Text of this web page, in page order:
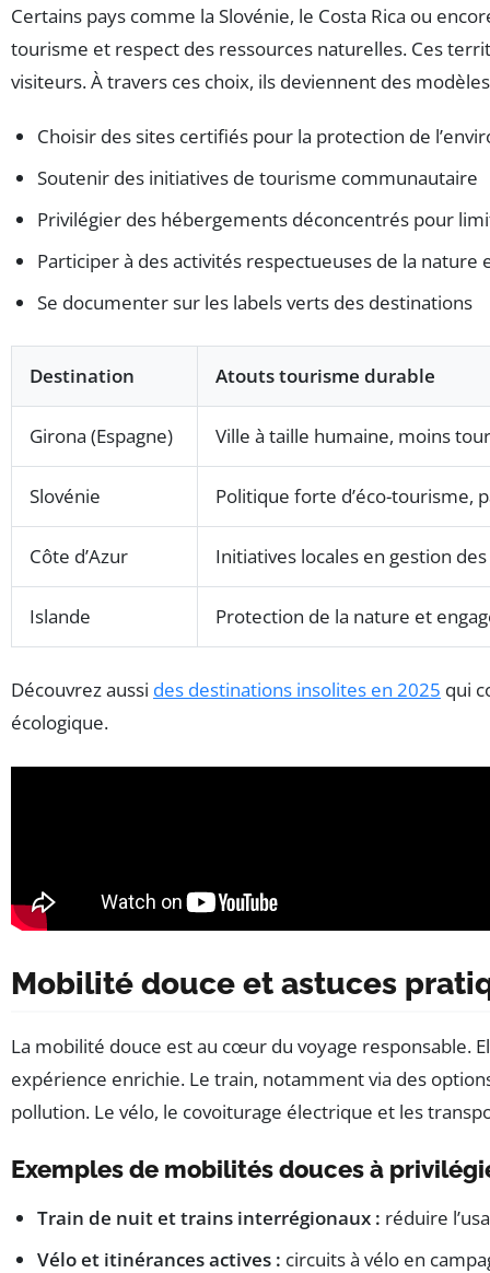
Certains pays comme la Slovénie, le Costa Rica ou
tourisme et respect des ressources naturelles. Ces
visiteurs. À travers ces choix, ils deviennent des
Choisir des sites certifiés pour la protection de
Soutenir des initiatives de tourisme communautaire
Privilégier des hébergements déconcentrés pour
Participer à des activités respectueuses de la nature
Se documenter sur les labels verts des destinations
Destination Atouts tourisme durable
Girona (Espagne) Ville à taille humaine, moins
Slovénie Politique forte d’éco-tourisme,
Côte d’Azur Initiatives locales en gestion
Islande Protection de la nature et
Découvrez aussi des destinations insolites en 2025 qui
écologique.
Mobilité douce et astuces
La mobilité douce est au cœur du voyage responsable.
expérience enrichie. Le train, notamment via des
pollution. Le vélo, le covoiturage électrique et les
Exemples de mobilités douces à
Train de nuit et trains interrégionaux : réduire
Vélo et itinérances actives : circuits à vélo en